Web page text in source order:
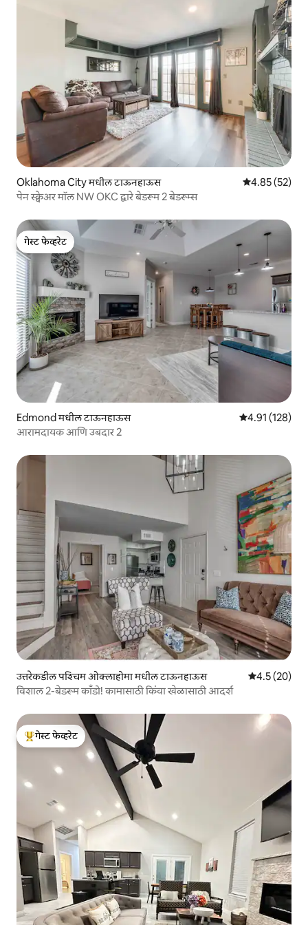
Oklahoma City मधील टाऊनहाऊस 5 पैकी 4.85
4.85 (52)
पेन स्क्वेअर मॉल NW OKC द्वारे बेडरूम 2 बेडरूम्स
गेस्ट फेव्हरेट
गेस्ट फेव्हरेट
Edmond मधील टाऊनहाऊस 5 पैकी 4.91
4.91 (128)
आरामदायक आणि उबदार 2
उत्तरेकडील पश्चिम ओक्लाहोमा मधील टाऊनहाऊस 5 पैकी 4.5
4.5 (20)
विशाल 2-बेडरूम काँडो! कामासाठी किंवा खेळासाठी आदर्श
टॉप गेस्ट फेव्हरेट
गेस्ट फेव्हरेट